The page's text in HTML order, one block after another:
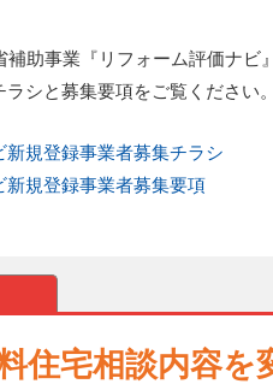
補助事業『リフォーム評価ナビ
シと募集要項をご覧ください。
新規登録事業者募集チラシ
新規登録事業者募集要項
住宅相談内容を